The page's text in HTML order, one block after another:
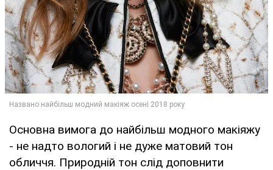
Основна вимога до найбільш модного макіяжу
- не надто вологий і не дуже матовий тон
обличчя. Природній тон слід доповнити